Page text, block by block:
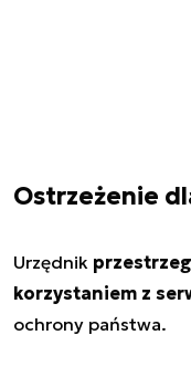
Ostrzeżenie
Urzędnik
korzystaniem z
ochrony państwa.